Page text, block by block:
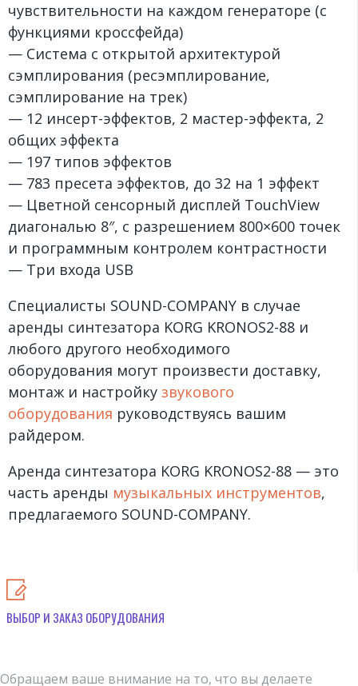
чувствительности на каждом генераторе (с
функциями кроссфейда)
— Система с открытой архитектурой
сэмплирования (ресэмплирование,
сэмплирование на трек)
— 12 инсерт-эффектов, 2 мастер-эффекта, 2
общих эффекта
— 197 типов эффектов
— 783 пресета эффектов, до 32 на 1 эффект
— Цветной сенсорный дисплей TouchView
диагональю 8″, с разрешением 800×600 точек
и программным контролем контрастности
— Три входа USB
Специалисты SOUND-COMPANY в случае
аренды синтезатора KORG KRONOS2-88 и
любого другого необходимого
оборудования могут произвести доставку,
монтаж и настройку звукового
оборудования руководствуясь вашим
райдером.
Аренда синтезатора KORG KRONOS2-88 — это
часть аренды музыкальных инструментов,
предлагаемого SOUND-COMPANY.
ВЫБОР И ЗАКАЗ ОБОРУДОВАНИЯ
Обращаем ваше внимание на то, что вы делаете